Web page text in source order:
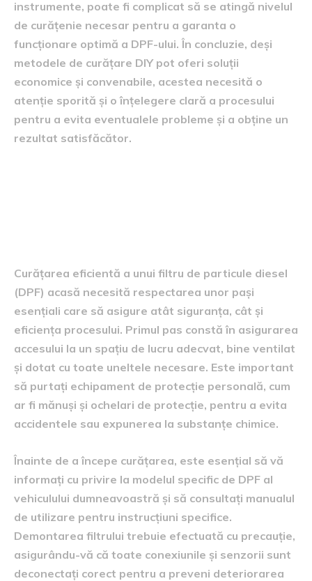
instrumente, poate fi complicat să se atingă nivelul
de curățenie necesar pentru a garanta o
funcționare optimă a DPF-ului. În concluzie, deși
metodele de curățare DIY pot oferi soluții
economice și convenabile, acestea necesită o
atenție sporită și o înțelegere clară a procesului
pentru a evita eventualele probleme și a obține un
rezultat satisfăcător.
Curățarea eficientă a unui filtru de particule diesel
(DPF) acasă necesită respectarea unor pași
esențiali care să asigure atât siguranța, cât și
eficiența procesului. Primul pas constă în asigurarea
accesului la un spațiu de lucru adecvat, bine ventilat
și dotat cu toate uneltele necesare. Este important
să purtați echipament de protecție personală, cum
ar fi mănuși și ochelari de protecție, pentru a evita
accidentele sau expunerea la substanțe chimice.
Înainte de a începe curățarea, este esențial să vă
informați cu privire la modelul specific de DPF al
vehiculului dumneavoastră și să consultați manualul
de utilizare pentru instrucțiuni specifice.
Demontarea filtrului trebuie efectuată cu precauție,
asigurându-vă că toate conexiunile și senzorii sunt
deconectați corect pentru a preveni deteriorarea